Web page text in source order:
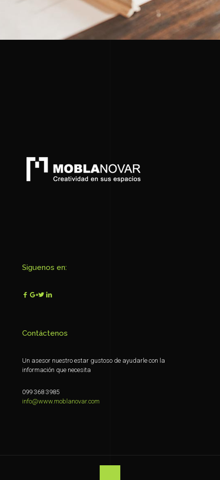
Siguenos en:
Contáctenos
Un asesor nuestro estar gustoso de ayudarle con la
información que necesita
099 368 3985
info@www.moblanovar.com